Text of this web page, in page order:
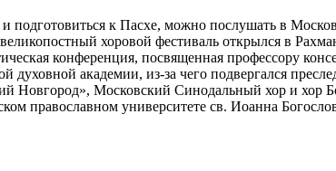
к Пасхе, можно послушать в
хоровой фестиваль открылся в
конференция, посвященная профессору
академии, из-за чего подвергался
Московский Синодальный хор и хор
православном университете св. Иоанна